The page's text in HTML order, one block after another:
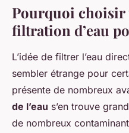
Pourquoi choisir
filtration d’eau
L’idée de filtrer l’eau
sembler étrange pour
présente de nombreux
de l’eau s’en trouve
de nombreux